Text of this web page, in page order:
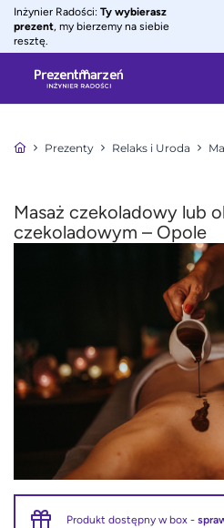
Inżynier Radości: Ty wybierasz
prezent, my bierzemy na siebie
resztę.
Prezenty Relaks i Uroda
Masaż czekoladowy lub
czekoladowym – Opole
Produkt dostępny w box -